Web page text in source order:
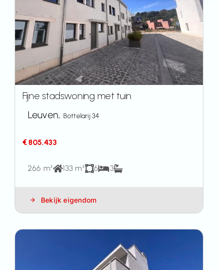
Fijne stadswoning met tuin
Leuven, Bottelarij 34
€ 805.433
266 m² 133 m² 6 3
Bekijk eigendom